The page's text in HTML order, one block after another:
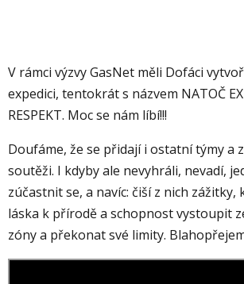
V rámci výzvy GasNet měli Dofáci
expedici, tentokrát s názvem NATOČ
RESPEKT. Moc se nám líbí!!!
Doufáme, že se přidají i ostatní týmy a
soutěži. I kdyby ale nevyhráli, nevadí,
zúčastnit se, a navíc: čiší z nich zážitky,
láska k přírodě a schopnost vystoupit
zóny a překonat své limity.